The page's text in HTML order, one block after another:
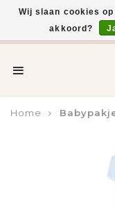
Voor 15:00
Home
Wij slaan cookies
akkoord?